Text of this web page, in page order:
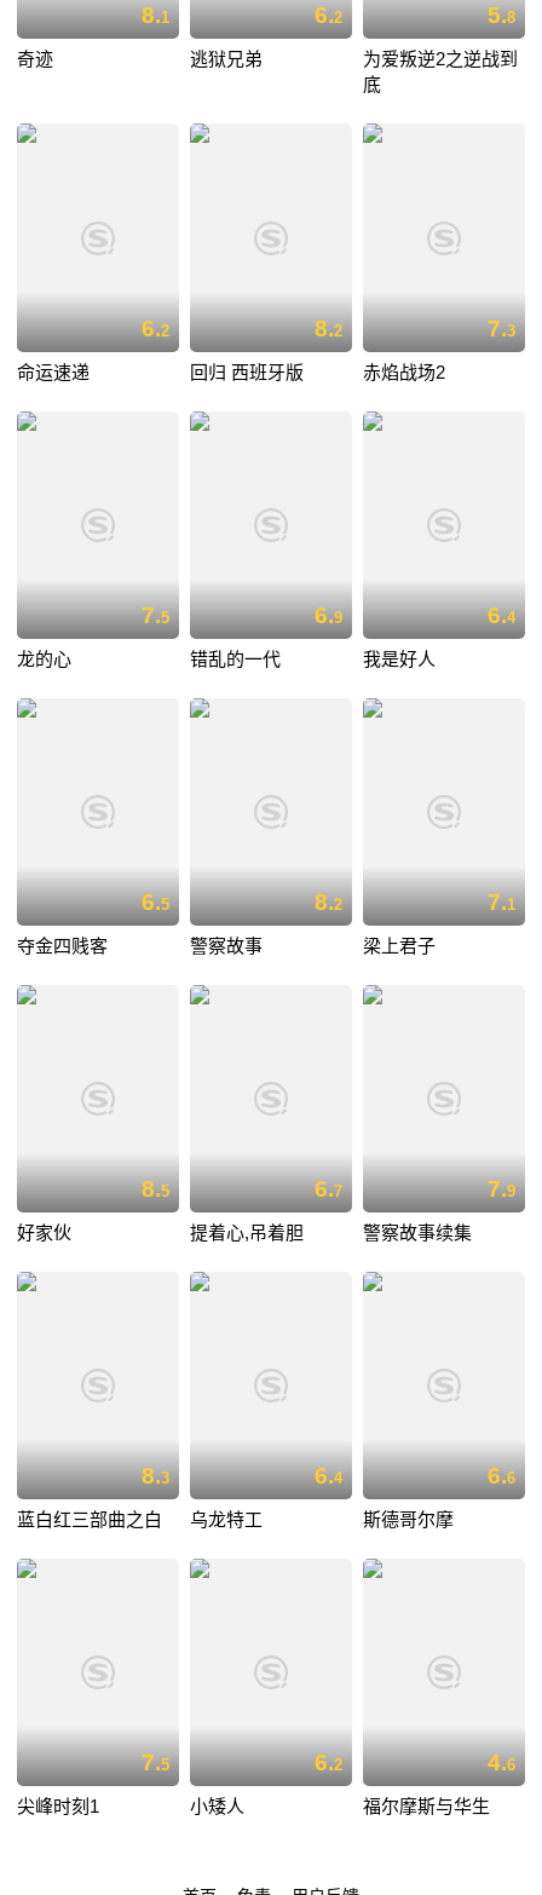
8.1
奇迹
6.2
逃狱兄弟
5.8
为爱叛逆2之逆战到
底
6.2
命运速递
8.2
回归 西班牙版
7.3
赤焰战场2
7.5
龙的心
6.9
错乱的一代
6.4
我是好人
6.5
夺金四贱客
8.2
警察故事
7.1
梁上君子
8.5
好家伙
6.7
提着心,吊着胆
7.9
警察故事续集
8.3
蓝白红三部曲之白
6.4
乌龙特工
6.6
斯德哥尔摩
7.5
尖峰时刻1
6.2
小矮人
4.6
福尔摩斯与华生